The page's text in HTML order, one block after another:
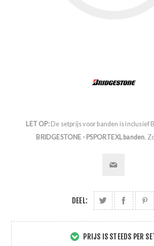
LET OP:De setprijs voor banden is inclusief
BRIDGESTONE - PSPORTEXL banden.
DEEL:
PRIJS IS STEEDS PER